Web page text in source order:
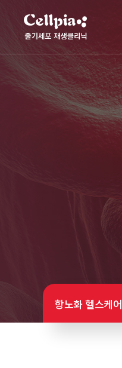
항노화 헬스케어